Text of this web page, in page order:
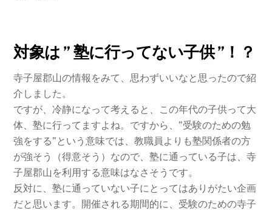
対象は ” 塾に行ってない子供 ”！？
寺子屋郡山の情報をみて、思わずいいなと思ったので紹
介しました。
ですが、冷静になって考えると、この年代の子供って大
体、塾に行ってますよね。ですから、”受験のための勉
強をする”という意味では、教職員よりも塾関係者の方
が強そう（得意そう）なので、塾に通っている子は、寺
子屋郡山を利用する意味はなさそうです。
反対に、塾に通っていない子にとってはありがたい企画
だと思います。開催される期間的に、受験のための寺子